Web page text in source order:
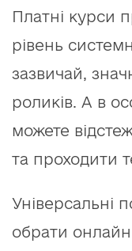
Платні курси
рівень
зазвичай,
роликів. А в
можете
та проходити
Універсальні
обрати онлайн